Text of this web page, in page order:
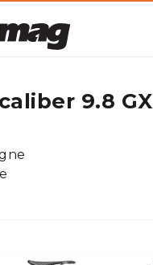
9.8 GX